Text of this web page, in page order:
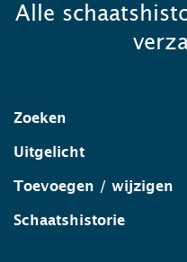
Alle
Zoeken
Uitgelicht
Toevoegen / wijzigen
Schaatshistorie